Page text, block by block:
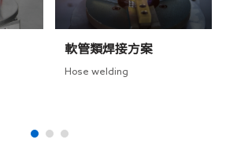
軟管類焊接方案
Hose welding